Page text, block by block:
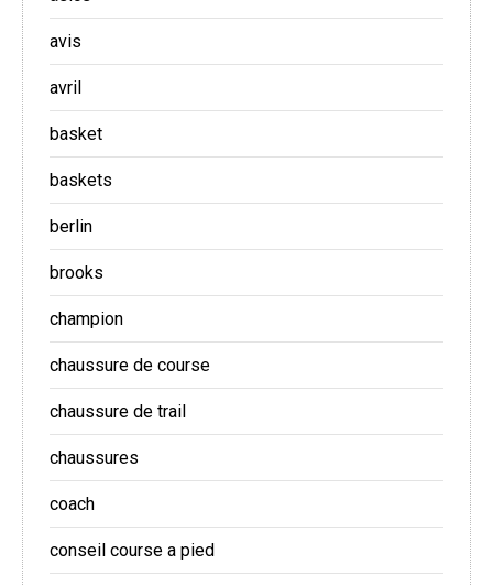
avis
avril
basket
baskets
berlin
brooks
champion
chaussure de course
chaussure de trail
chaussures
coach
conseil course a pied